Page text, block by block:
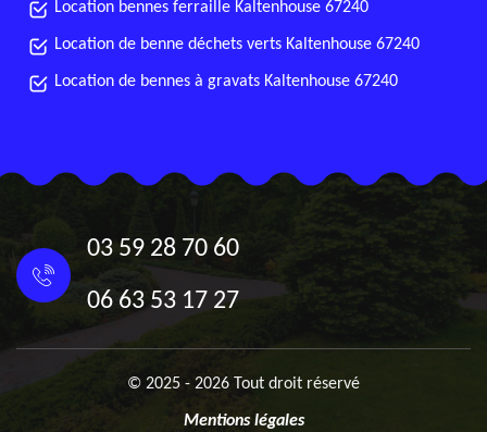
Location bennes ferraille Kaltenhouse 67240
Location de benne déchets verts Kaltenhouse 67240
Location de bennes à gravats Kaltenhouse 67240
03 59 28 70 60
06 63 53 17 27
© 2025 - 2026 Tout droit réservé
Mentions légales